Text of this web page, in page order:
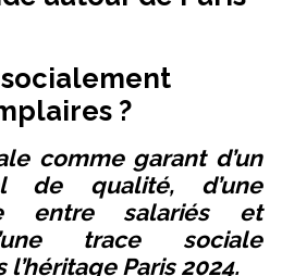
socialement
?
comme garant d’un
de qualité, d’une
entre salariés et
trace sociale
Paris 2024.